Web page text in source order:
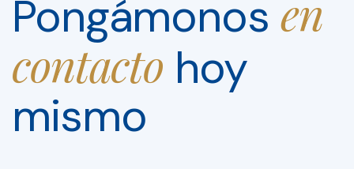
Pongámonos en
contacto hoy
mismo